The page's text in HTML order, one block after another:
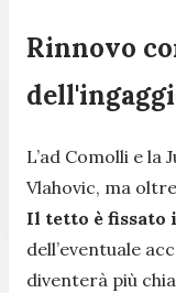
Rinnovo
L’ad Comolli e la
Vlahovic, ma
Il tetto è fissato
dell’eventuale
diventerà più